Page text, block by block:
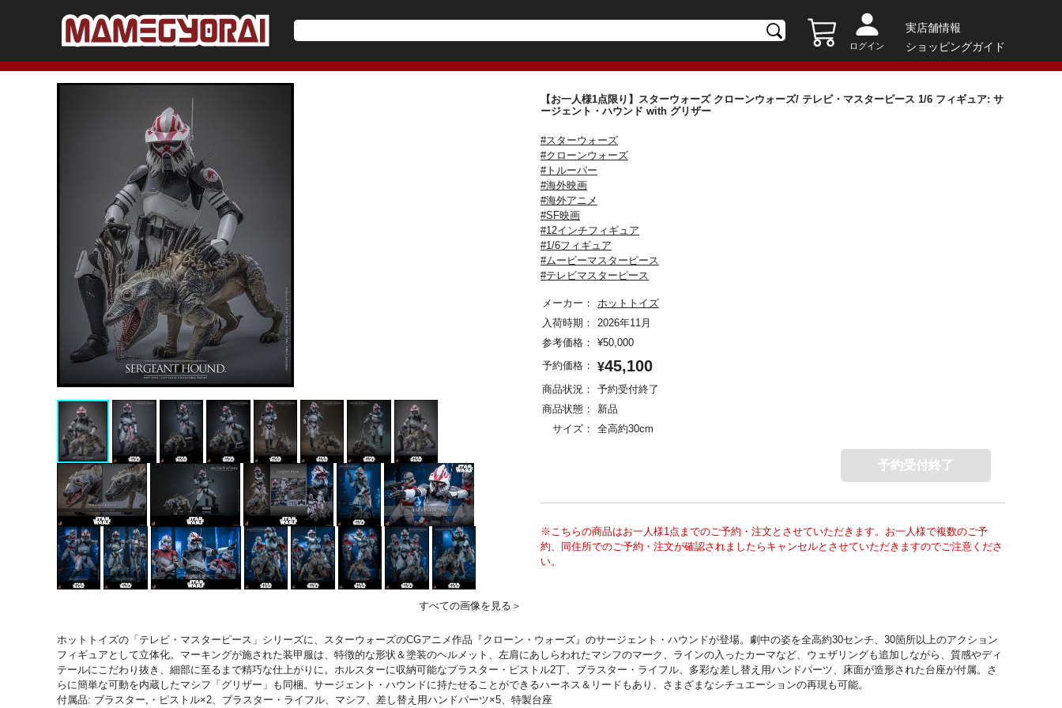
ログイン
実店舗情報
ショッピングガイド
すべての画像を見る＞
【お一人様1点限り】スターウォーズ クローンウォーズ/ テレビ・マスターピース 1/6 フィギュア: サ
ージェント・ハウンド with グリザー
#スターウォーズ
#クローンウォーズ
#トルーパー
#海外映画
#海外アニメ
#SF映画
#12インチフィギュア
#1/6フィギュア
#ムービーマスターピース
#テレビマスターピース
メーカー：
ホットトイズ
入荷時期：
2026年11月
参考価格：
¥50,000
予約価格：
¥45,100
商品状況：
予約受付終了
商品状態：
新品
サイズ：
全高約30cm
予約受付終了
※こちらの商品はお一人様1点までのご予約・注文とさせていただきます。お一人様で複数のご予
約、同住所でのご予約・注文が確認されましたらキャンセルとさせていただきますのでご注意くださ
い。
ホットトイズの「テレビ・マスターピース」シリーズに、スターウォーズのCGアニメ作品『クローン・ウォーズ』のサージェント・ハウンドが登場。劇中の姿を全高約30センチ、30箇所以上のアクション
フィギュアとして立体化。マーキングが施された装甲服は、特徴的な形状＆塗装のヘルメット、左肩にあしらわれたマシフのマーク、ラインの入ったカーマなど、ウェザリングも追加しながら、質感やディ
テールにこだわり抜き、細部に至るまで精巧な仕上がりに。ホルスターに収納可能なブラスター・ピストル2丁、ブラスター・ライフル、多彩な差し替え用ハンドパーツ、床面が造形された台座が付属。さ
らに簡単な可動を内蔵したマシフ「グリザー」も同梱。サージェント・ハウンドに持たせることができるハーネス＆リードもあり、さまざまなシチュエーションの再現も可能。
付属品: ブラスター,・ピストル×2、ブラスター・ライフル、マシフ、差し替え用ハンドパーツ×5、特製台座